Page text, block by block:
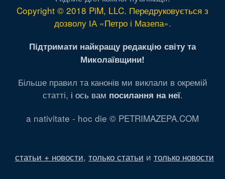
Copyright © 2018 PiM, LLC. Передруковується з
дозволу ІА «Петро і Мазепа».
Підтримати найкращу редакцію світу та
Миколаївщини!
Більше правил та канонів ми виклали в окремій
статті, і ось вам посилання на неї.
a nativitate - hoc die © PETRIMAZEPA.COM
статьи + новости, только статьи и только новости